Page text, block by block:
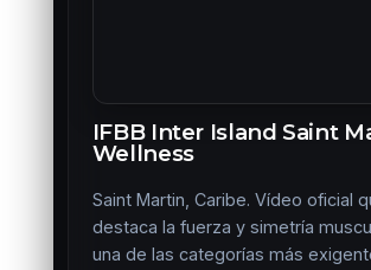
IFBB Inter Island Saint
Wellness
Saint Martin, Caribe. Vídeo oficial
destaca la fuerza y simetría
una de las categorías más